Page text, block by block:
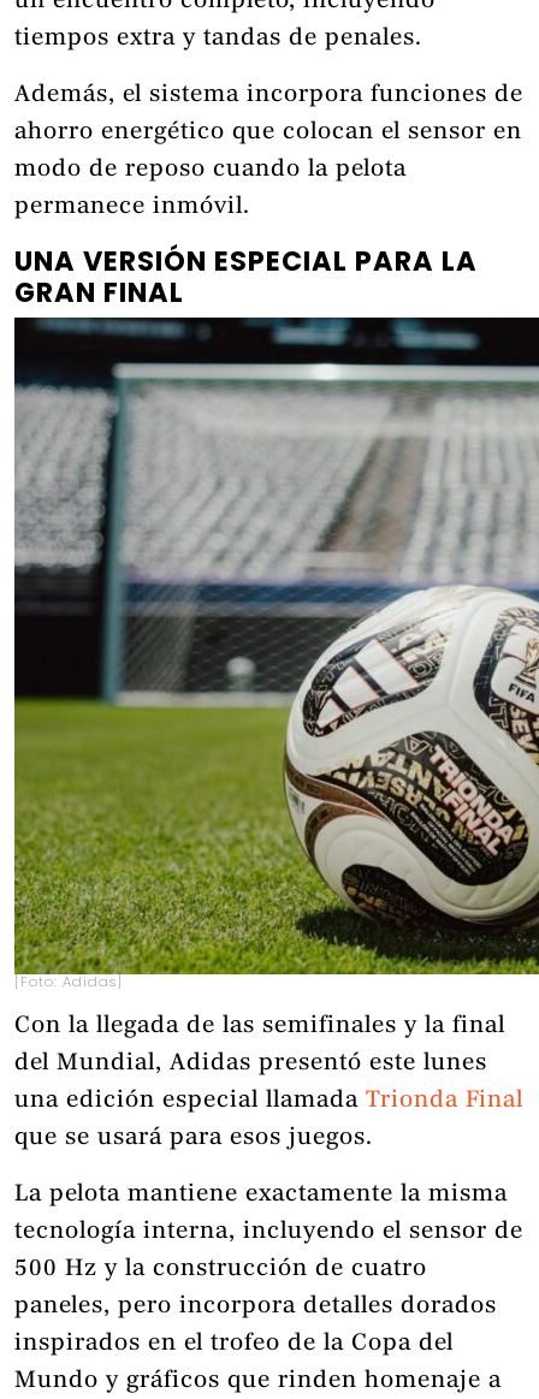
tiempos extra y tandas de penales.
Además, el sistema incorpora funciones de
ahorro energético que colocan el sensor en
modo de reposo cuando la pelota
permanece inmóvil.
UNA VERSIÓN ESPECIAL PARA LA
GRAN FINAL
[Foto: Adidas]
Con la llegada de las semifinales y la final
del Mundial, Adidas presentó este lunes
una edición especial llamada Trionda Final
que se usará para esos juegos.
La pelota mantiene exactamente la misma
tecnología interna, incluyendo el sensor de
500 Hz y la construcción de cuatro
paneles, pero incorpora detalles dorados
inspirados en el trofeo de la Copa del
Mundo y gráficos que rinden homenaje a